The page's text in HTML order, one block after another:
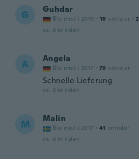
G Guhdar
Ble med i 2016 · 16 omtaler · 2
ca. 6 år siden
A Angela
Ble med i 2017 · 79 omtaler
Schnelle Lieferung
ca. 6 år siden
M Malin
Ble med i 2017 · 41 omtaler
ca. 6 år siden